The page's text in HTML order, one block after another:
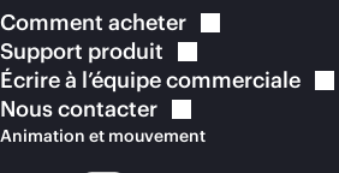
Comment acheter
Support produit
Écrire à l’équipecommerciale
Nouscontacter
Animation et mouvement